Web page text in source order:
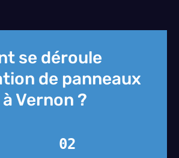
se déroule
de panneaux
Vernon ?
02